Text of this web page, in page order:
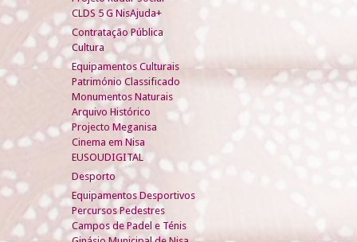
CLDS 5 G NisAjuda+
Contratação Pública
Cultura
Equipamentos Culturais
Património Classificado
Monumentos Naturais
Arquivo Histórico
Projecto Meganisa
Cinema em Nisa
EUSOUDIGITAL
Desporto
Equipamentos Desportivos
Percursos Pedestres
Campos de Padel e Ténis